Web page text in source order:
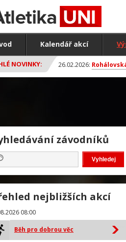
Kalendář akcí
NOVINKY: 26.02.2026:
závodníků
nejbližších akcí
08:00
Běh pro dobrou věc